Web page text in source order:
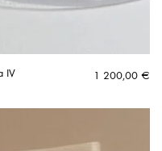
IV 1 200,00 €